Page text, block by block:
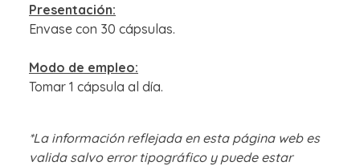
Presentación:
Envase con 30 cápsulas.
Modo de empleo:
Tomar 1 cápsula al día.
*La información reflejada en esta página web es
valida salvo error tipográfico y puede estar